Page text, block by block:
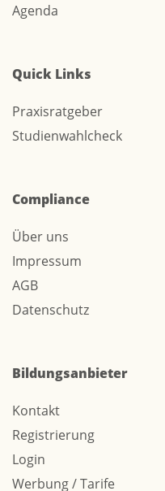
Agenda
Quick Links
Praxisratgeber
Studienwahlcheck
Compliance
Über uns
Impressum
AGB
Datenschutz
Bildungsanbieter
Kontakt
Registrierung
Login
Werbung / Tarife